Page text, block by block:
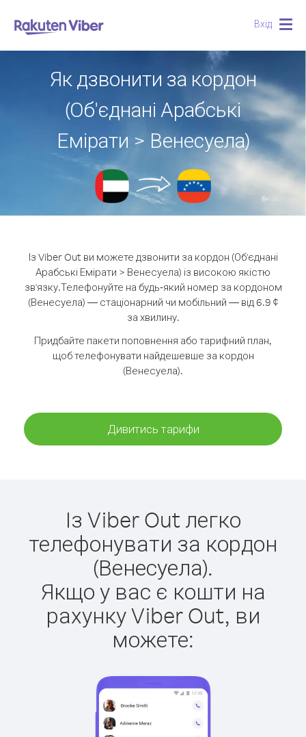
Вхід
Як дзвонити за кордон
(Об'єднані Арабські
Емірати > Венесуела)
Із Viber Out ви можете дзвонити за кордон (Об'єднані
Арабські Емірати > Венесуела) із високою якістю
зв'язку.Телефонуйте на будь-який номер за кордоном
(Венесуела) — стаціонарний чи мобільний — від 6.9 ¢
за хвилину.
Придбайте пакети поповнення або тарифний план,
щоб телефонувати найдешевше за кордон
(Венесуела).
Дивитись тарифи
Із Viber Out легко
телефонувати за кордон
(Венесуела).
Якщо у вас є кошти на
рахунку Viber Out, ви
можете: